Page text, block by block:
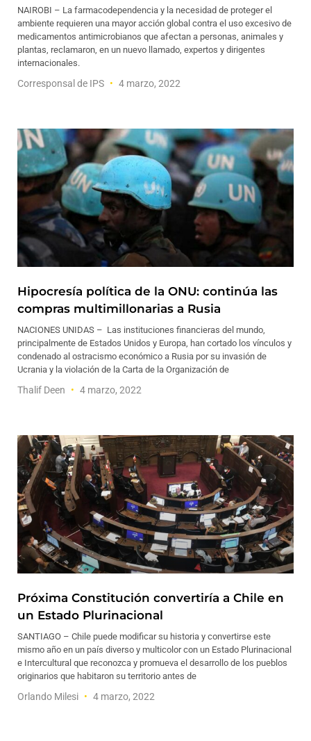
NAIROBI – La farmacodependencia y la necesidad de proteger el
ambiente requieren una mayor acción global contra el uso excesivo de
medicamentos antimicrobianos que afectan a personas, animales y
plantas, reclamaron, en un nuevo llamado, expertos y dirigentes
internacionales.
Corresponsal de IPS 4 marzo, 2022
Hipocresía política de la ONU: continúa las
compras multimillonarias a Rusia
NACIONES UNIDAS – Las instituciones financieras del mundo,
principalmente de Estados Unidos y Europa, han cortado los vínculos y
condenado al ostracismo económico a Rusia por su invasión de
Ucrania y la violación de la Carta de la Organización de
Thalif Deen 4 marzo, 2022
Próxima Constitución convertiría a Chile en
un Estado Plurinacional
SANTIAGO – Chile puede modificar su historia y convertirse este
mismo año en un país diverso y multicolor con un Estado Plurinacional
e Intercultural que reconozca y promueva el desarrollo de los pueblos
originarios que habitaron su territorio antes de
Orlando Milesi 4 marzo, 2022